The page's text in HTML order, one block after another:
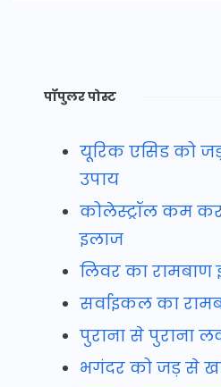
पॉपुलर पोस्ट
यूरिक एसिड को
उपाय
कोलेस्ट्रॉल कम
इलाज
लिवर का रामबाण
सर्वाइकल का
पुराना से पुराना
भगंदर को जड़ से